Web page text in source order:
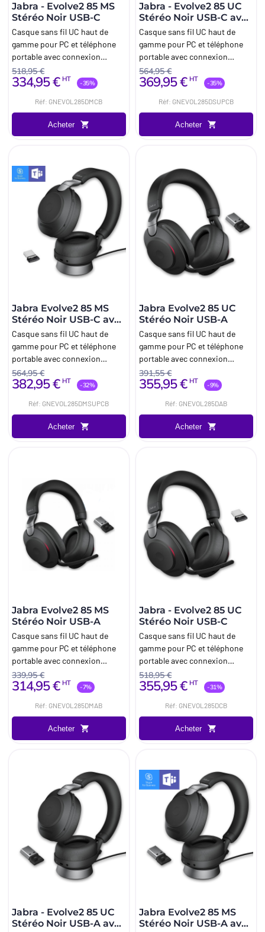
Jabra - Evolve2 85 MS
Stéréo Noir USB-C
Casque sans fil UC haut de
gamme pour PC et téléphone
portable avec connexion
dongle USB-C optimisé
Microsoft Teams
518,95 €
334,95 € HT -35%
Réf: GNEVOL285DMCB
Acheter
Jabra - Evolve2 85 UC
Stéréo Noir USB-C avec
base
Casque sans fil UC haut de
gamme pour PC et téléphone
portable avec connexion
dongle USB-C et base pour
bureau
564,95 €
369,95 € HT -35%
Réf: GNEVOL285DSUPCB
Acheter
Jabra Evolve2 85 MS
Stéréo Noir USB-C avec
base
Casque sans fil UC haut de
gamme pour PC et téléphone
portable avec connexion
dongle USB-C optimisé
Microsoft Teams et base pour
564,95 €
382,95 € HT -32%
Réf: GNEVOL285DMSUPCB
Acheter
Jabra Evolve2 85 UC
Stéréo Noir USB-A
Casque sans fil UC haut de
gamme pour PC et téléphone
portable avec connexion
dongle USB-A
391,55 €
355,95 € HT -9%
Réf: GNEVOL285DAB
Acheter
Jabra Evolve2 85 MS
Stéréo Noir USB-A
Casque sans fil UC haut de
gamme pour PC et téléphone
portable avec connexion
dongle USB-A optimisé
Microsoft Teams
339,95 €
314,95 € HT -7%
Réf: GNEVOL285DMAB
Acheter
Jabra - Evolve2 85 UC
Stéréo Noir USB-C
Casque sans fil UC haut de
gamme pour PC et téléphone
portable avec connexion
dongle USB-C
518,95 €
355,95 € HT -31%
Réf: GNEVOL285DCB
Acheter
Jabra - Evolve2 85 UC
Stéréo Noir USB-A avec
Jabra Evolve2 85 MS
Stéréo Noir USB-A avec